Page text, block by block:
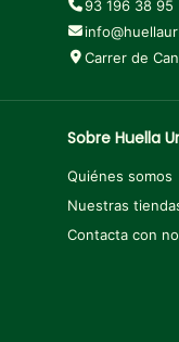
93 196 38 95
Carrer de
Sobre Huella
Quiénes somos
Nuestras
Contacta con